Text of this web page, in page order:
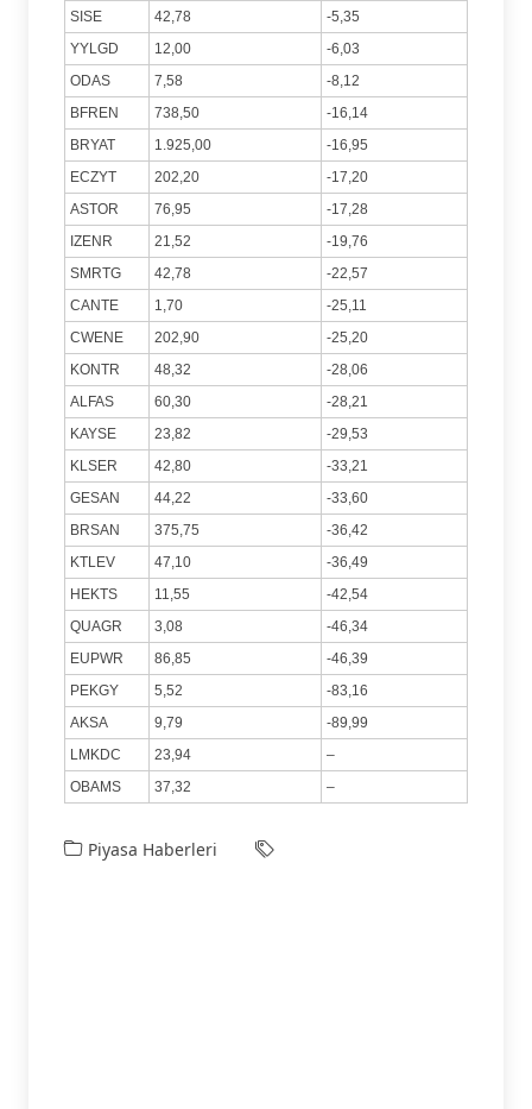
SISE
42,78
-5,35
YYLGD
12,00
-6,03
ODAS
7,58
-8,12
BFREN
738,50
-16,14
BRYAT
1.925,00
-16,95
ECZYT
202,20
-17,20
ASTOR
76,95
-17,28
IZENR
21,52
-19,76
SMRTG
42,78
-22,57
CANTE
1,70
-25,11
CWENE
202,90
-25,20
KONTR
48,32
-28,06
ALFAS
60,30
-28,21
KAYSE
23,82
-29,53
KLSER
42,80
-33,21
GESAN
44,22
-33,60
BRSAN
375,75
-36,42
KTLEV
47,10
-36,49
HEKTS
11,55
-42,54
QUAGR
3,08
-46,34
EUPWR
86,85
-46,39
PEKGY
5,52
-83,16
AKSA
9,79
-89,99
LMKDC
23,94
–
OBAMS
37,32 –
Piyasa Haberleri